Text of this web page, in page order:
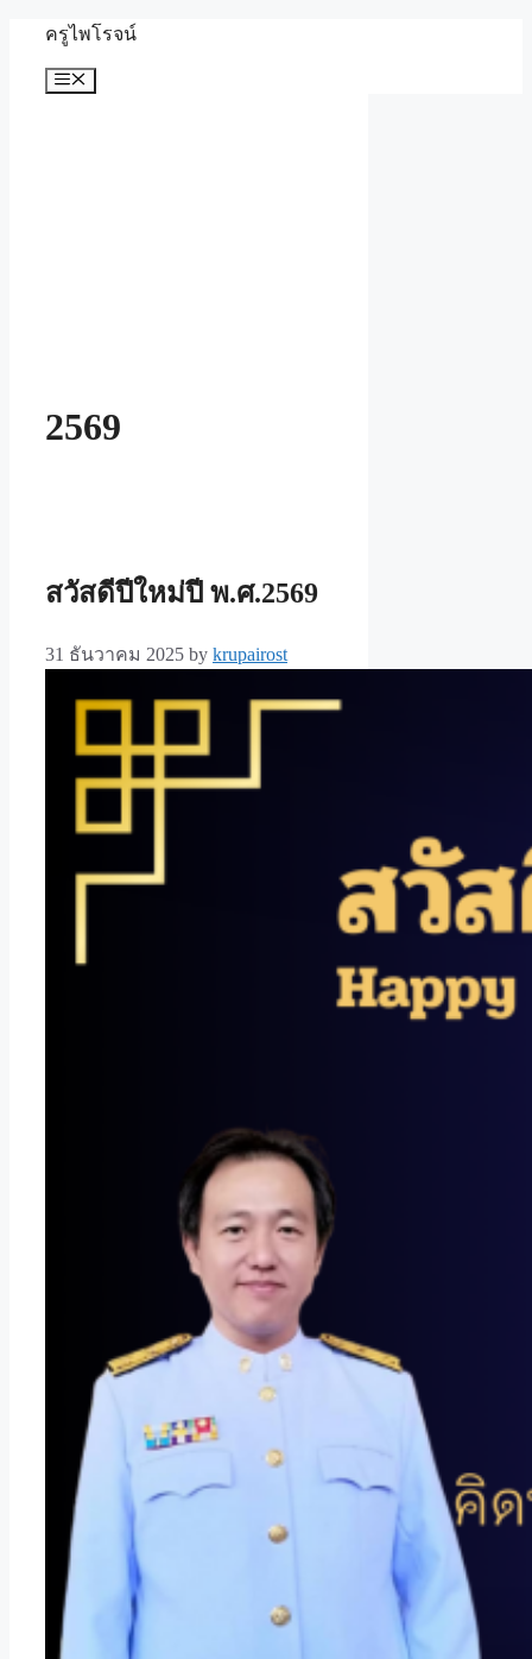
content
ครูไพโรจน์
Menu
2569
สวัสดีปีใหม่ปี พ.ศ.2569
31 ธันวาคม 2025 by krupairost